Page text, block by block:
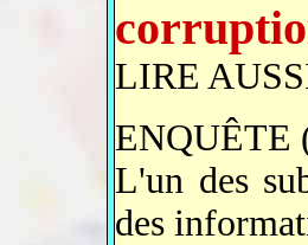
LIRE
ENQUÊTE
L'un des
des